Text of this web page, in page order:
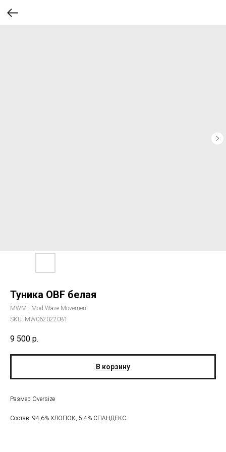
Туника OBF белая
MWM | Mod Wave Movement
SKU: MW062022081
9 500 р.
В корзину
Размер Oversize
Состав: 94,6% ХЛОПОК, 5,4% СПАНДЕКС